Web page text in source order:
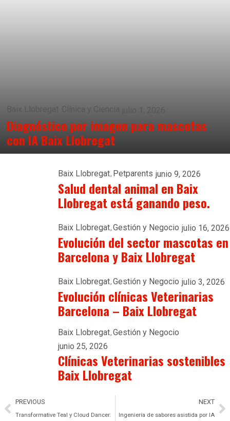
Baix Llobregat Clínica y Ciencia julio 1, 2026
Diagnóstico por imagen para mascotas
con IA Baix Llobregat
Baix Llobregat Petparents junio 9, 2026
Salud dental animal en Baix
Llobregat está ganando peso.
Baix Llobregat Gestión y Negocio julio 16, 2026
Evolución del sector mascotas en
Barcelona y Baix Llobregat
Baix Llobregat Gestión y Negocio julio 3, 2026
Evolución clínicas Veterinarias
Barcelona – Baix Llobregat
Baix Llobregat Gestión y Negocio
junio 25, 2026
Clínicas Veterinarias sostenibles
Baix Llobregat
PREVIOUS
Transformative Teal y Cloud Dancer.
NEXT
Ingeniería de sabores asistida por IA